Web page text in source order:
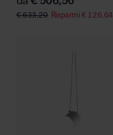
€633,20 Risparmi€126,64